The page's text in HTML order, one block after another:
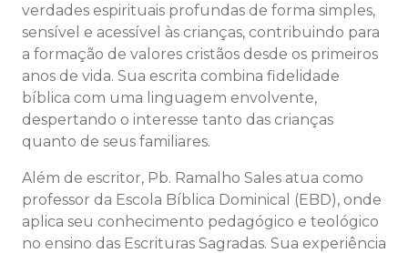
verdades espirituais profundas de forma simples,
sensível e acessível às crianças, contribuindo para
a formação de valores cristãos desde os primeiros
anos de vida. Sua escrita combina fidelidade
bíblica com uma linguagem envolvente,
despertando o interesse tanto das crianças
quanto de seus familiares.
Além de escritor, Pb. Ramalho Sales atua como
professor da Escola Bíblica Dominical (EBD), onde
aplica seu conhecimento pedagógico e teológico
no ensino das Escrituras Sagradas. Sua experiência